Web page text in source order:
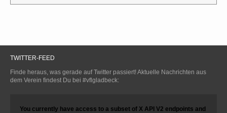
TWITTER-FEED
Finde heraus, was gerade auf Twitter passiert! Aktuelle Nachrichten aus
dem Verein findest Du bei #vflgladbeck:
You currently have access to a subset of X API V2 endpoints and